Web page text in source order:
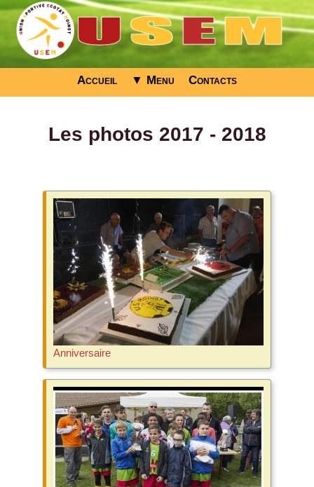
Accueil ▼ Menu Contacts
Les photos 2017 - 2018
Anniversaire